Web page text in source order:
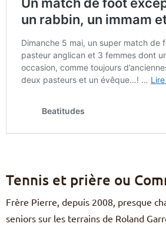
Tennis et prière ou
Frère Pierre, depuis 2008, presque
seniors sur les terrains de Roland